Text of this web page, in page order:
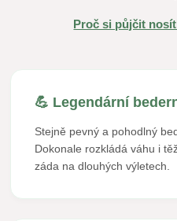
Proč si půjčit
💪 Legendární
Stejně pevný a pohodlný
Dokonale rozkládá váhu i
záda na dlouhých výletech.